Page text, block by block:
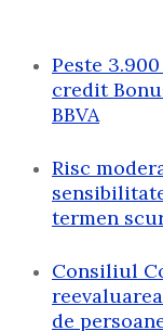
Peste
credit
BBVA
Risc
termen
Consiliul
de